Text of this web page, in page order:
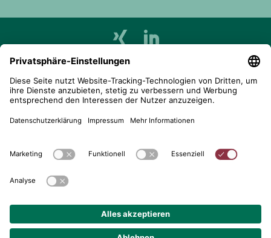
telent GmbH
Gerberstraße 34, 71522 Backnang
+49 (0) 7191 900 - 2202